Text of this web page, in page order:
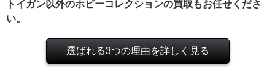
い。
選ばれる3つの理由を詳しく見る